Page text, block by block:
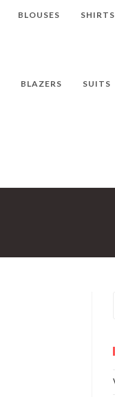
BLOUSES SHIRTS
BLAZERS SUITS